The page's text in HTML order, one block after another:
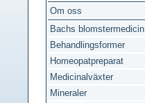
Om oss
Bachs blomstermedicin
Behandlingsformer
Homeopatpreparat
Medicinalväxter
Mineraler